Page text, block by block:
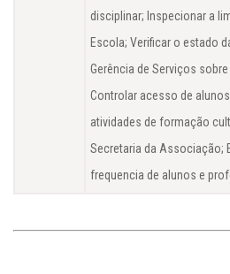
disciplinar; Inspecionar a
Escola; Verificar o estado
Gerência de Serviços
Controlar acesso de
atividades de formação
Secretaria da Associação;
frequencia de alunos e